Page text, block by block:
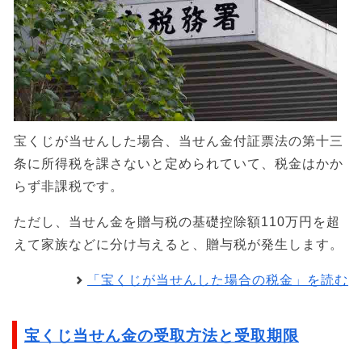
宝くじが当せんした場合、当せん金付証票法の第十三
条に所得税を課さないと定められていて、税金はかか
らず非課税です。
ただし、当せん金を贈与税の基礎控除額110万円を超
えて家族などに分け与えると、贈与税が発生します。
「宝くじが当せんした場合の税金」を読む
宝くじ当せん金の受取方法と受取期限